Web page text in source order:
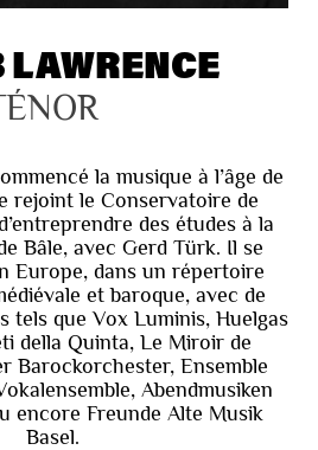
LAWRENCE
la musique à l’âge de
rejoint le Conservatoire de
des études à la
Bâle, avec Gerd Türk. Il se
Europe, dans un répertoire
et baroque, avec de
tels que Vox Luminis, Huelgas
della Quinta, Le Miroir de
Barockorchester, Ensemble
Abendmusiken
encore Freunde Alte Musik
Basel.